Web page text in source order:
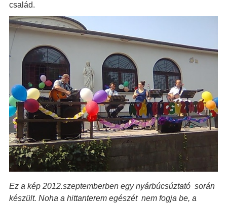
család.
Ez a kép 2012.szeptemberben egy nyárbúcsúztató során
készült. Noha a hittanterem egészét nem fogja be, a